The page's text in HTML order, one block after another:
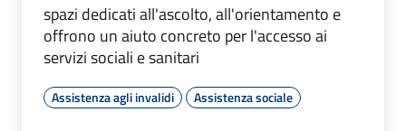
spazi dedicati all'ascolto, all'orientamento e
offrono un aiuto concreto per l'accesso ai
servizi sociali e sanitari
Assistenza agli invalidi Assistenza sociale